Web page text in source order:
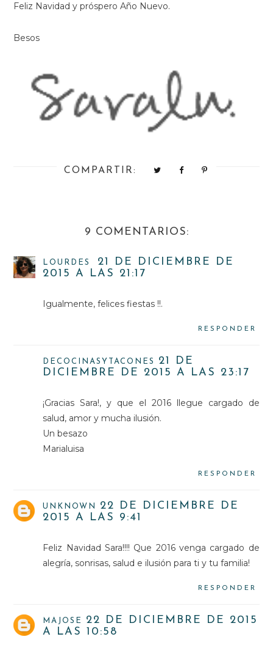
Feliz Navidad y próspero Año Nuevo.
Besos
COMPARTIR:
9 COMENTARIOS:
LOURDES
21 DE DICIEMBRE DE
2015 A LAS 21:17
Igualmente, felices fiestas !!.
RESPONDER
DECOCINASYTACONES
21 DE
DICIEMBRE DE 2015 A LAS 23:17
¡Gracias Sara!, y que el 2016 llegue cargado de
salud, amor y mucha ilusión.
Un besazo
Marialuisa
RESPONDER
UNKNOWN
22 DE DICIEMBRE DE
2015 A LAS 9:41
Feliz Navidad Sara!!!! Que 2016 venga cargado de
alegría, sonrisas, salud e ilusión para ti y tu familia!
RESPONDER
MAJOSE
22 DE DICIEMBRE DE 2015
A LAS 10:58